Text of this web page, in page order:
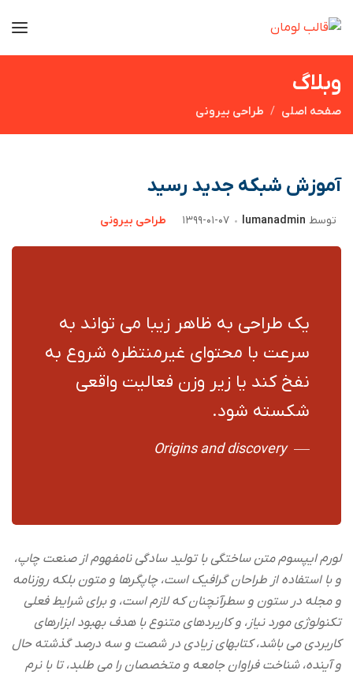
وبلاگ
صفحه اصلی طراحی بیرونی
آموزش شبکه جدید رسید
توسط lumanadmin ۱۳۹۹-۰۱-۰۷ طراحی بیرونی
یک طراحی به ظاهر زیبا می تواند به
سرعت با محتوای غیرمنتظره شروع به
نفخ کند یا زیر وزن فعالیت واقعی
شکسته شود.
Origins and discovery
لورم ایپسوم متن ساختگی با تولید سادگی نامفهوم از صنعت چاپ،
و با استفاده از طراحان گرافیک است، چاپگرها و متون بلکه روزنامه
و مجله در ستون و سطرآنچنان که لازم است، و برای شرایط فعلی
تکنولوژی مورد نیاز، و کاربردهای متنوع با هدف بهبود ابزارهای
کاربردی می باشد، کتابهای زیادی در شصت و سه درصد گذشته حال
و آینده، شناخت فراوان جامعه و متخصصان را می طلبد، تا با نرم